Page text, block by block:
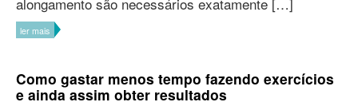
ler mais
Como gastar menos tempo fazendo exercícios
e ainda assim obter resultados